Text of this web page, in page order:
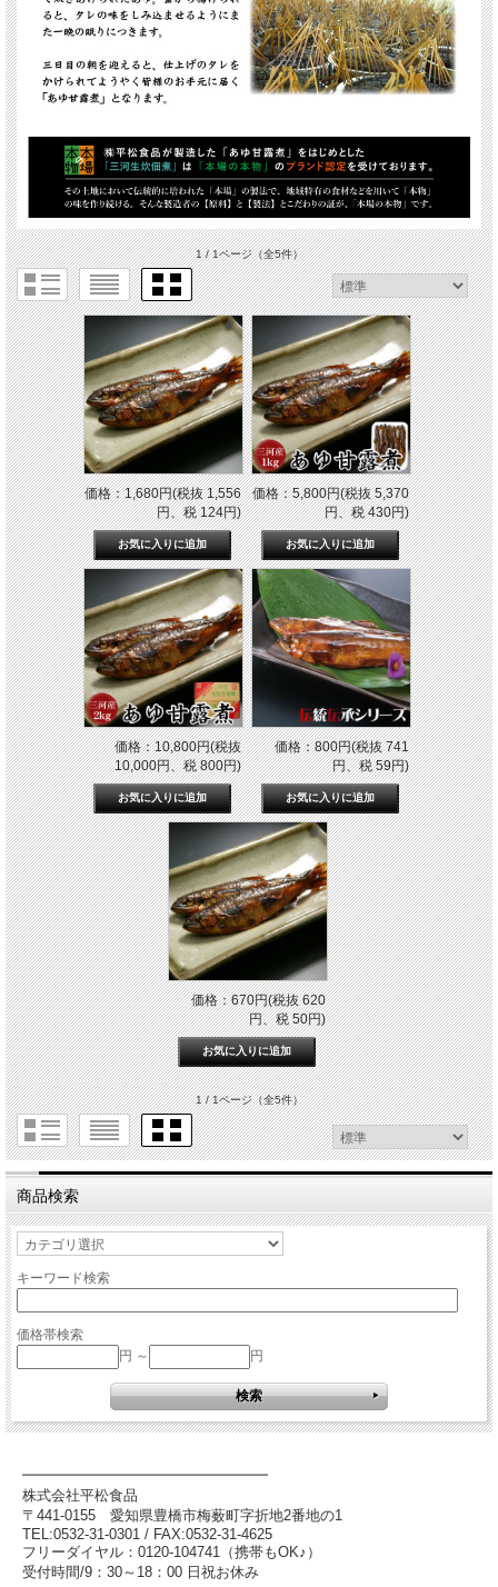
1 / 1ページ（全5件）
価格：1,680円(税抜 1,556
円、税 124円)
価格：5,800円(税抜 5,370
円、税 430円)
価格：10,800円(税抜
10,000円、税 800円)
価格：800円(税抜 741
円、税 59円)
価格：670円(税抜 620
円、税 50円)
1 / 1ページ（全5件）
商品検索
キーワード検索
価格帯検索
円 ～
円
━━━━━━━━━━━━━━━━━
株式会社平松食品
〒441-0155
愛知県豊橋市梅薮町字折地2番地の1
TEL:0532-31-0301 / FAX:0532-31-4625
フリーダイヤル：0120-104741（携帯もOK♪）
受付時間/9：30～18：00 日祝お休み